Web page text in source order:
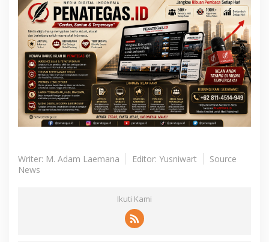
Writer: M. Adam Laemana Editor: Yusniwart
Source
News
Ikuti Kami